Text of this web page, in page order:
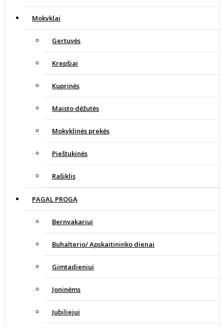
Mokyklai
Gertuvės
Krepšiai
Kuprinės
Maisto dėžutės
Mokyklinės prekės
Pieštukinės
Rašiklis
PAGAL PROGĄ
Bernvakariui
Buhalterio/ Apskaitininko dienai
Gimtadieniui
Joninėms
Jubiliejui